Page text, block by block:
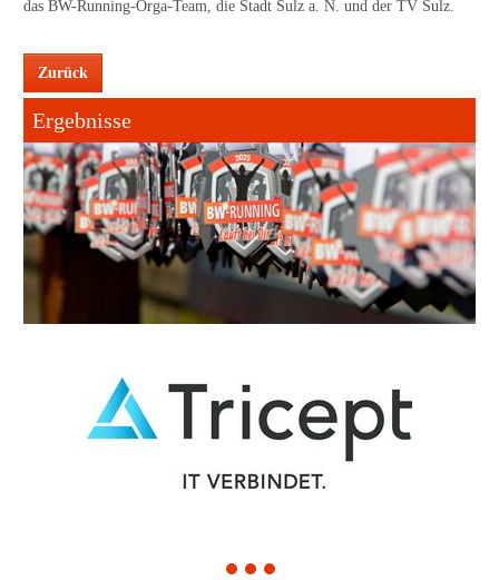
das BW-Running-Orga-Team, die Stadt Sulz a. N. und der TV Sulz.
Zurück
Ergebnisse